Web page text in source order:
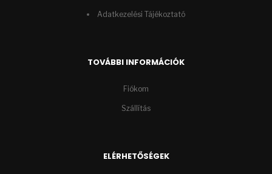
Adatkezelési Tájékoztató
TOVÁBBI INFORMÁCIÓK
Fiókom
Szállítás
ELÉRHETŐSÉGEK